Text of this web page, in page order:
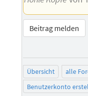
Beitrag melden
Übersicht alle
Benutzerkonto